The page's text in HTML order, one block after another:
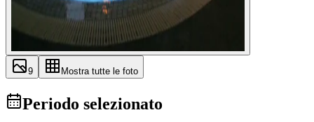
9 Mostra tutte le foto
Periodo selezionato